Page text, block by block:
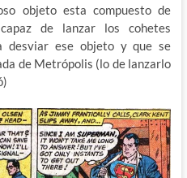
objeto esta compuesto de
de lanzar los cohetes
desviar ese objeto y que se
de Metrópolis (lo de lanzarlo